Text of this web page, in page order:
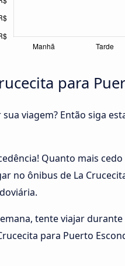
para
viagem? Então siga
Quanto mais
no ônibus de La
tente viajar
para Puerto